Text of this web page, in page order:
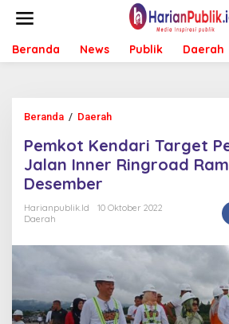
t
Beranda News Publik Daerah
Beranda / Daerah
m
o
K
d
r
i
T
a
Pemkot Kendari Target
Jalan Inner Ringroad
Desember
Harianpublik.id
10 Oktober 2022
Daerah